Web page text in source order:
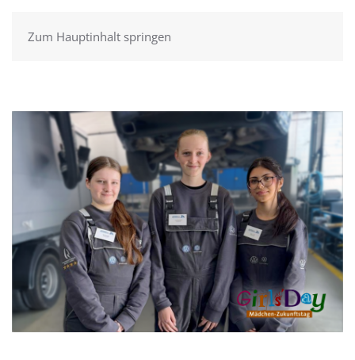
Zum Hauptinhalt springen